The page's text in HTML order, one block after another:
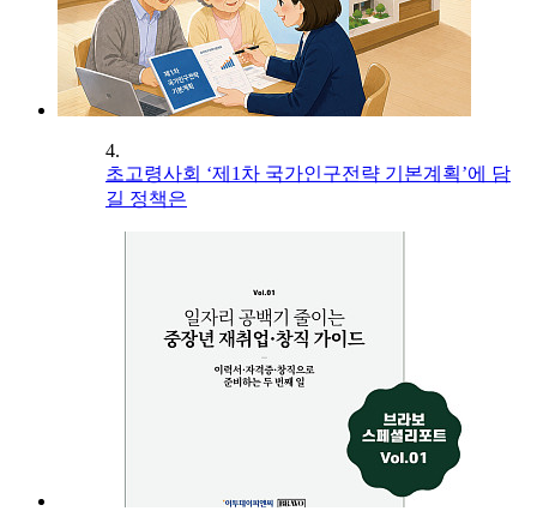
4.
초고령사회 ‘제1차 국가인구전략 기본계획’에 담
길 정책은